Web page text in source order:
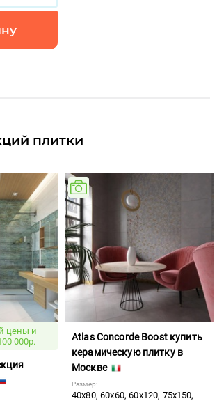
плитки
цены и
000р.
Atlas Concorde Boost купить
керамическую плитку в
Москве
Размер:
40x80, 60x60, 60x120, 75x150,